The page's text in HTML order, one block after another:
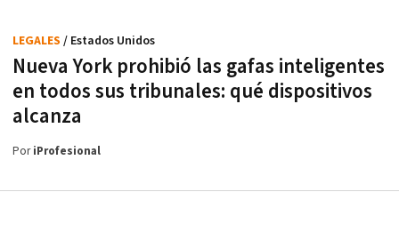
Nueva York prohibió las gafas inteligentes
en todos sus tribunales: qué dispositivos
alcanza
LEGALES / Estados Unidos
PoriProfesional